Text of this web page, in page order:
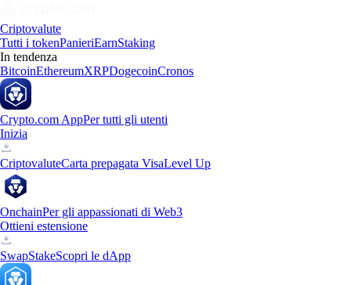
Criptovalute
Tutti i tokenPanieriEarnStaking
In tendenza
BitcoinEthereumXRPDogecoinCronos
Crypto.com AppPer tutti gli utenti
Inizia
CriptovaluteCarta prepagata VisaLevel Up
OnchainPer gli appassionati di Web3
Ottieni estensione
SwapStakeScopri le dApp